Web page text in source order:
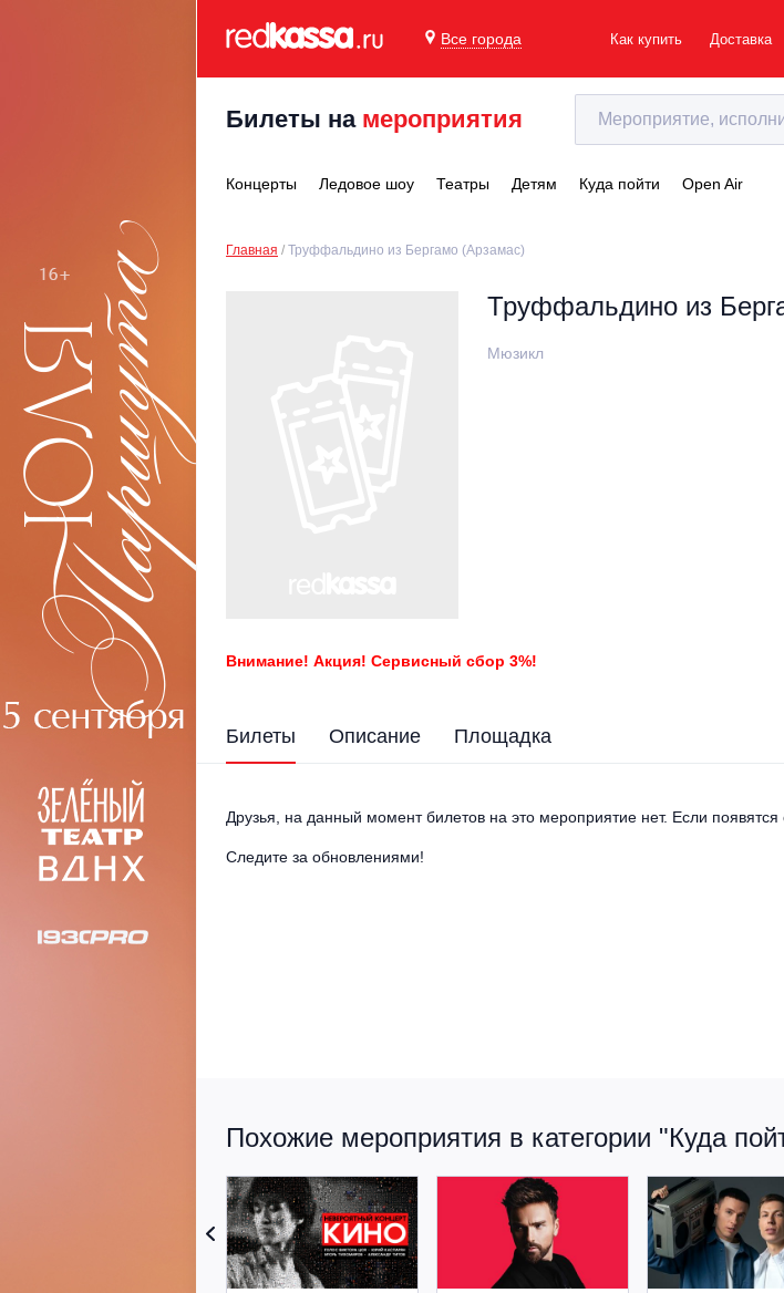
Все города Как купить Доставка
Билеты на мероприятия
Концерты Ледовое шоу Театры Детям Куда пойти Open Air
Главная Труффальдино из Бергамо (Арзамас)
Труффальдино из
Мюзикл
Внимание! Акция! Сервисный сбор 3%!
Билеты Описание Площадка
Друзья, на данный момент билетов на это мероприятие нет. Если
Следите за обновлениями!
Похожие мероприятия в категории "Куда